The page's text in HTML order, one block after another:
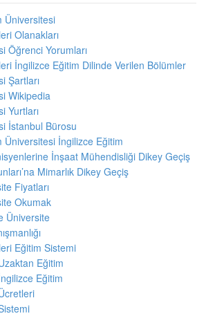
Üniversitesi
Olanakları
Öğrenci Yorumları
İngilizce Eğitim Dilinde Verilen Bölümler
Şartları
Wikipedia
Yurtları
İstanbul Bürosu
Üniversitesi İngilizce Eğitim
İnşaat Mühendisliği Dikey Geçiş
Mimarlık Dikey Geçiş
Fiyatları
Okumak
Üniversite
Eğitim Sistemi
Eğitim
Eğitim